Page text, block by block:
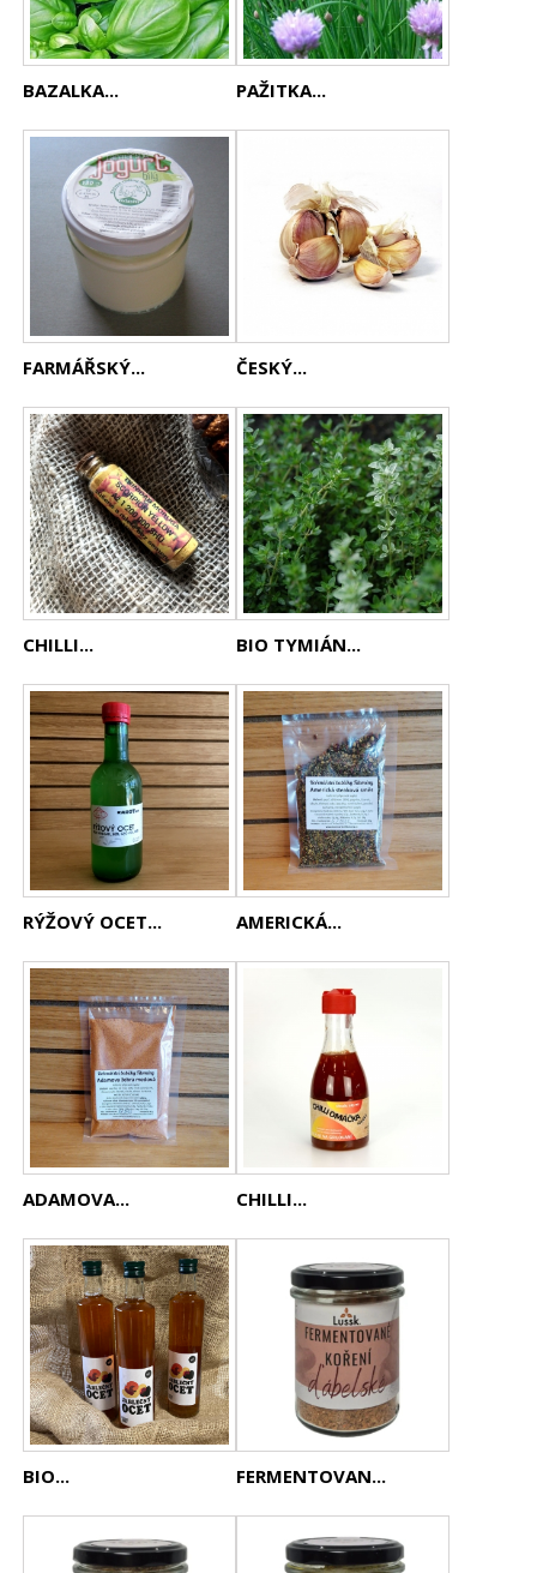
BAZALKA... PAŽITKA...
FARMÁŘSKÝ... ČESKÝ...
CHILLI... BIO TYMIÁN...
RÝŽOVÝ OCET... AMERICKÁ...
ADAMOVA... CHILLI...
BIO... FERMENTOVAN...